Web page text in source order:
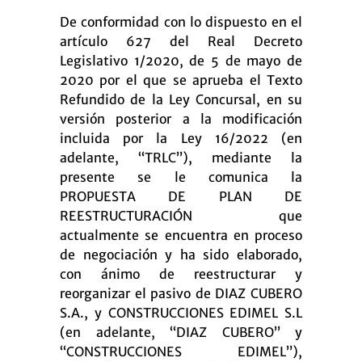
De conformidad con lo dispuesto en el
artículo 627 del Real Decreto
Legislativo 1/2020, de 5 de mayo de
2020 por el que se aprueba el Texto
Refundido de la Ley Concursal, en su
versión posterior a la modificación
incluida por la Ley 16/2022 (en
adelante, “TRLC”), mediante la
presente se le comunica la
PROPUESTA DE PLAN DE
REESTRUCTURACIÓN que
actualmente se encuentra en proceso
de negociación y ha sido elaborado,
con ánimo de reestructurar y
reorganizar el pasivo de DIAZ CUBERO
S.A., y CONSTRUCCIONES EDIMEL S.L
(en adelante, “DIAZ CUBERO” y
“CONSTRUCCIONES EDIMEL”),